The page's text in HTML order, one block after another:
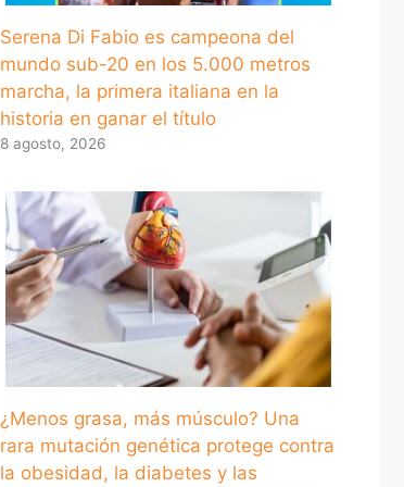
Serena Di Fabio es campeona del
mundo sub-20 en los 5.000 metros
marcha, la primera italiana en la
historia en ganar el título
8 agosto, 2026
¿Menos grasa, más músculo? Una
rara mutación genética protege contra
la obesidad, la diabetes y las